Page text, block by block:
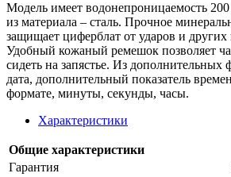
Модель имеет водонепроницаемость
из материала – сталь. Прочное
защищает циферблат от ударов и
Удобный кожаный ремешок позволяет
сидеть на запястье. Из
дата, дополнительный показатель
формате, минуты, секунды, часы.
Характеристики
Общие характеристики
Гарантия